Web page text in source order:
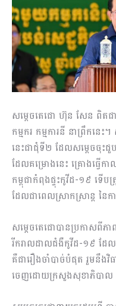
សម្តេចតេជោ ហ៊ុន សែន ពិត
កម្មករ កម្មការនី នាព្រឹកនេ
នេះជាជុំទី២ ដែលសម្តេចចុះជួ
ដែលគម្រោងនេះ គ្រោងធ្វើក
កម្ពុជាកំពុងផ្ទុះកូវីដ-១៩ ទើ
ដែលជាពេលស្រាកស្រាន្ត នៃ
សម្តេចតេជោបានប្រកាសពីភា
រីករាលដាលជំងឺកូវីដ-១៩ ដែល
គឺជារឿងចាំបាច់បំផុត រួមនឹង
ចេញដោយក្រសួងសុខាភិបាល